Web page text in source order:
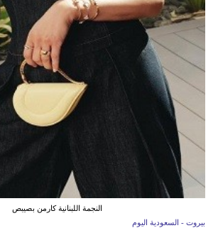
النجمة اللبنانية كارمن بصيبص
بيروت - السعودية اليوم